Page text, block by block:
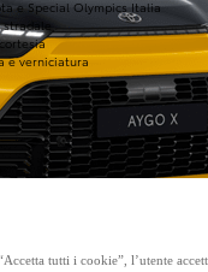
stradale
e verniciatura
e Special Olympics Italia
tutti i cookie”, l’utente